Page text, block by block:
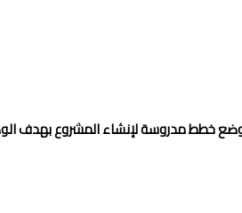
وضع خطط مدروسة لإنشاء المشروع بهدف